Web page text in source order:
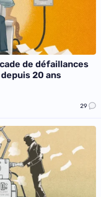
de défaillances
20 ans
29